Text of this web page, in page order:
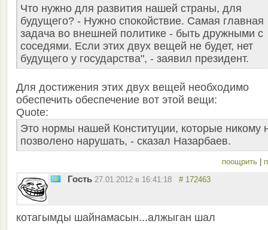
Что нужно для развития нашей страны, для
будущего? - Нужно спокойствие. Самая главная
задача во внешней политике - быть дружными с
соседями. Если этих двух вещей не будет, нет
будущего у государства", - заявил президент.
Для достижения этих двух вещей необходимо
обеспечить обеспечение вот этой вещи:
Quote:
Это нормы нашей Конституции, которые никому
позволено нарушать, - сказал Назарбаев.
поощрить
Гость 27.01.2012 в 16:41:18 # 172463
котагымды шайнамасын...алжыган шал